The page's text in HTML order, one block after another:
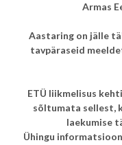
Armas
Aastaring on jälle
tavpäraseid
ETÜ liikmelisus
sõltumata sellest,
laekumise
Ühingu